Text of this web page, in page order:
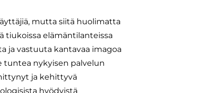
mutta siitä huolimatta
tiukoissa elämäntilanteissa
ja vastuuta kantavaa imagoa
tuntea nykyisen palvelun
ja kehittyvä
hyödyistä